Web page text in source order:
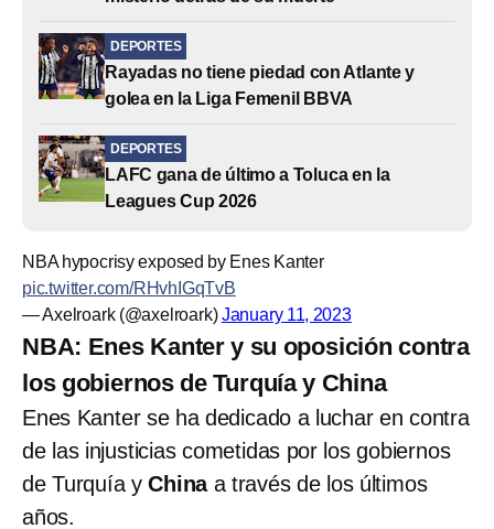
DEPORTES
Rayadas no tiene piedad con Atlante y
golea en la Liga Femenil BBVA
DEPORTES
LAFC gana de último a Toluca en la
Leagues Cup 2026
NBA hypocrisy exposed by Enes Kanter
pic.twitter.com/RHvhIGqTvB
— Axelroark (@axelroark)January 11, 2023
NBA: Enes Kanter y su oposición contra
los gobiernos de Turquía y China
Enes Kanter se ha dedicado a luchar en contra
de las injusticias cometidas por los gobiernos
de Turquía yChinaa través de los últimos
años.